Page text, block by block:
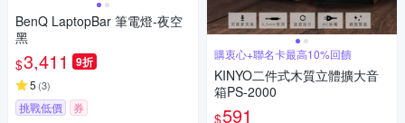
BenQ LaptopBar 筆電燈-夜空
黑
$3,411 9折
5 (3)
挑戰低價 券
購衷心+聯名卡最高10%回饋
KINYO二件式木質立體擴大音
箱PS-2000
$591